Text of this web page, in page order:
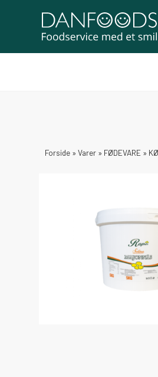
Forside » Varer » FØDEVARE »